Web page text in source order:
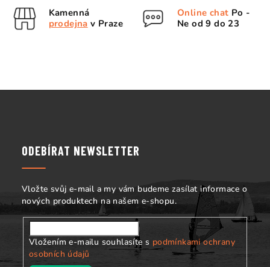
k
p
i
u
Kamenná
prodejna v Praze
Online chat Po -
Ne od 9 do 23
ODEBÍRAT NEWSLETTER
Vložte svůj e-mail a my vám budeme zasílat informace o
nových produktech na našem e-shopu.
Vložením e-mailu souhlasíte s podmínkami ochrany
osobních údajů